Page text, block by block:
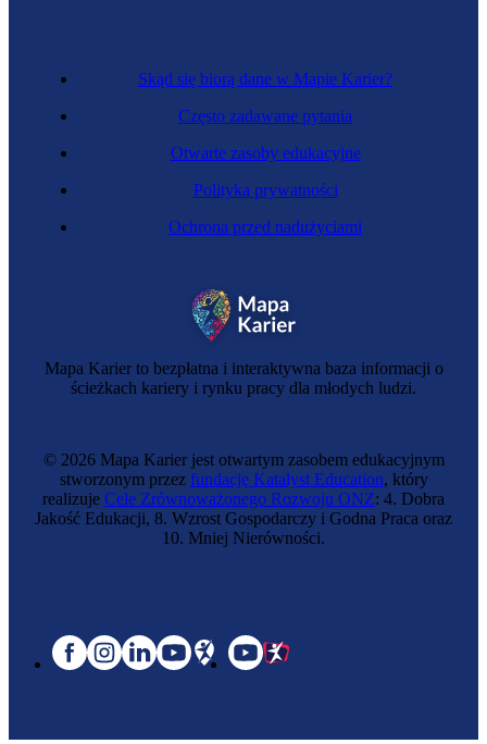
Mapa Karier to bezpłatna i interaktywna baza informacji o
ścieżkach kariery i rynku pracy dla młodych ludzi.
Skąd się biorą dane w Mapie Karier?
Często zadawane pytania
Otwarte zasoby edukacyjne
Polityka prywatności
Ochrona przed nadużyciami
© 2026 Mapa Karier jest otwartym zasobem edukacyjnym
stworzonym przez fundację Katalyst Education, który
realizuje Cele Zrównoważonego Rozwoju ONZ: 4. Dobra
Jakość Edukacji, 8. Wzrost Gospodarczy i Godna Praca oraz
10. Mniej Nierówności.